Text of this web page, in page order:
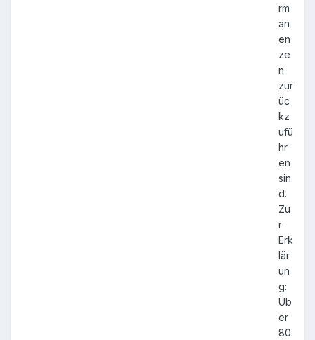
rm
an
en
ze
n
zur
üc
kz
ufü
hr
en
sin
d.
Zu
r
Erk
lär
un
g:
Üb
er
80